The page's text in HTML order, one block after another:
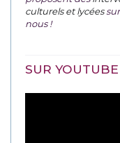
culturels et lycées
nous !
SUR YOUTUBE